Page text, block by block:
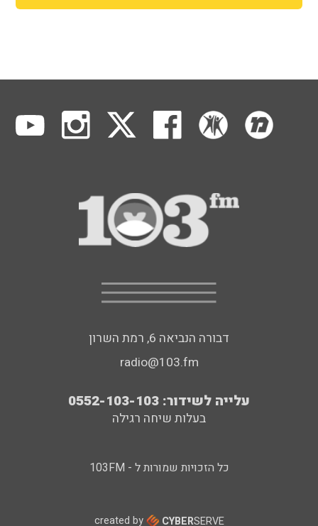
דבורה הנביאה 6, רמת השרון
radio@103.fm
עלייה לשידור: 0552-103-103
בעלות שיחה רגילה
כל הזכויות שמורות ל - 103FM
created by CYBERSERVE